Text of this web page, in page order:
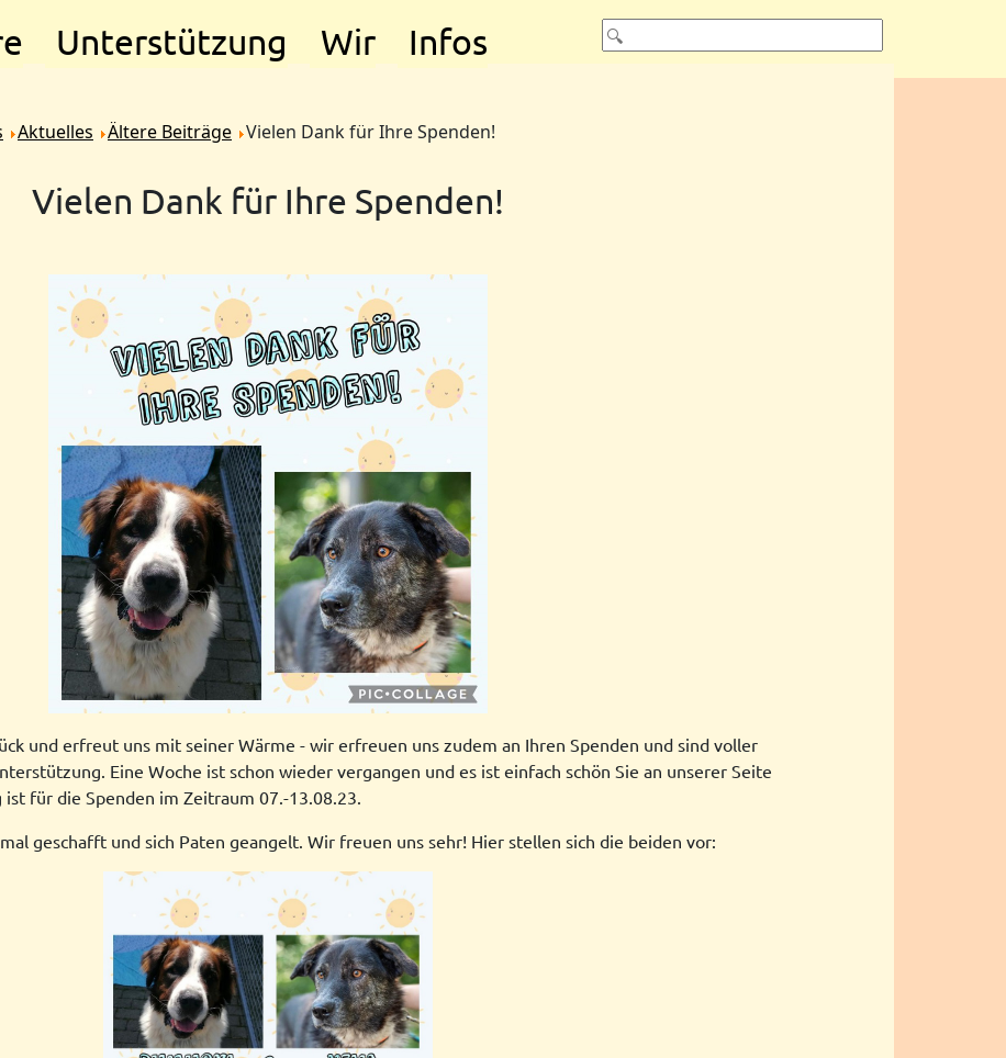
Unterstützung Wir Infos
Aktuelles Ältere Beiträge Vielen Dank für Ihre Spenden!
Vielen Dank für Ihre Spenden!
und erfreut uns mit seiner Wärme - wir erfreuen uns zudem an Ihren Spenden und sind voller
Eine Woche ist schon wieder vergangen und es ist einfach schön Sie an unserer Seite
für die Spenden im Zeitraum 07.-13.08.23.
geschafft und sich Paten geangelt. Wir freuen uns sehr! Hier stellen sich die beiden vor: